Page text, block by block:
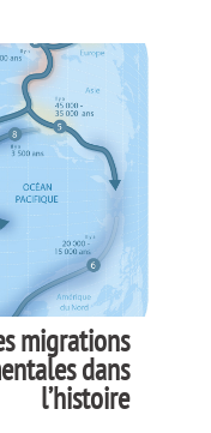
migrations
dans
l’histoire